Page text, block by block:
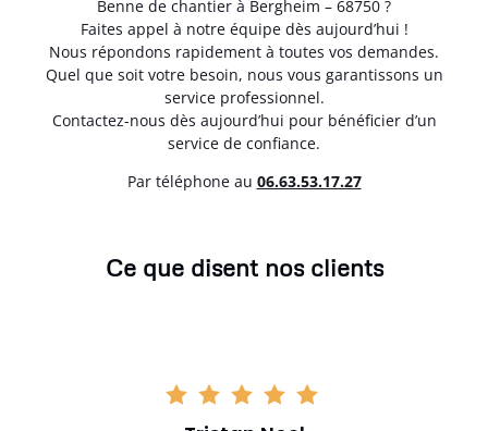
Benne de chantier à Bergheim – 68750 ?
Faites appel à notre équipe dès aujourd’hui !
Nous répondons rapidement à toutes vos demandes.
Quel que soit votre besoin, nous vous garantissons un
service professionnel.
Contactez-nous dès aujourd’hui pour bénéficier d’un
service de confiance.
Par téléphone au 06.63.53.17.27
Ce que disent nos clients